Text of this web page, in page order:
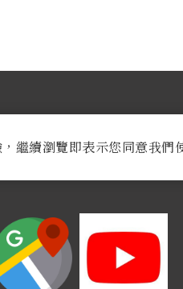
8:30
繼續瀏覽即表示您同意我們